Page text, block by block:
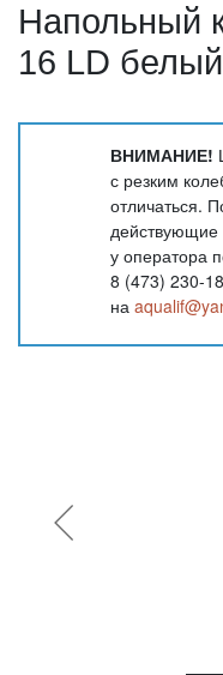
Напольный
16 LD
ВНИМАНИЕ!
с резким
отличаться.
действующие
у оператора
8 (473) 230-
на